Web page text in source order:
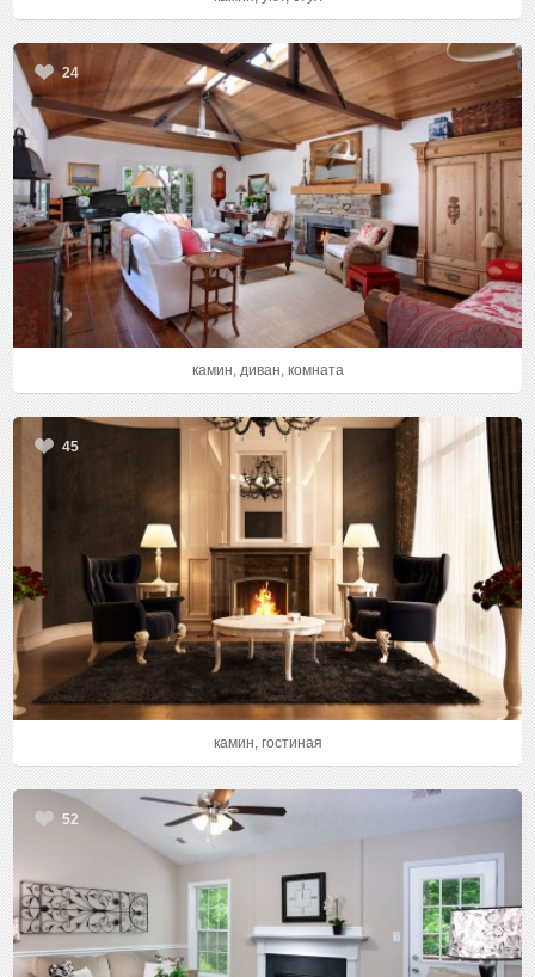
24
камин, диван, комната
45
камин, гостиная
52